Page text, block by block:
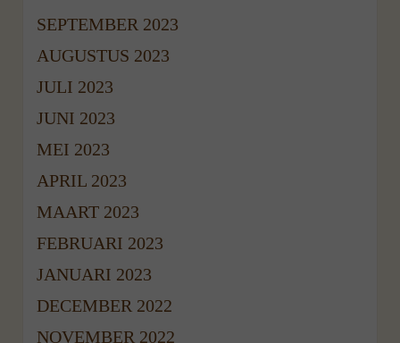
SEPTEMBER 2023
AUGUSTUS 2023
JULI 2023
JUNI 2023
MEI 2023
APRIL 2023
MAART 2023
FEBRUARI 2023
JANUARI 2023
DECEMBER 2022
NOVEMBER 2022